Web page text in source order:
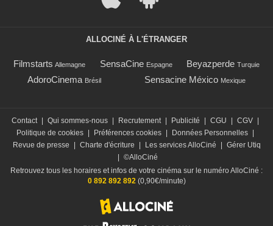
ALLOCINÉ À L'ÉTRANGER
Filmstarts Allemagne SensaCine Espagne Beyazperde Turquie
AdoroCinema Brésil Sensacine México Mexique
Contact | Qui sommes-nous | Recrutement | Publicité | CGU | CGV |
Politique de cookies | Préférences cookies | Données Personnelles |
Revue de presse
| Charte d'écriture | Les services AlloCiné | Gérer Utiq
| ©AlloCiné
Retrouvez tous les horaires et infos de votre cinéma sur le numéro AlloCiné :
0 892 892 892 (0,90€/minute)